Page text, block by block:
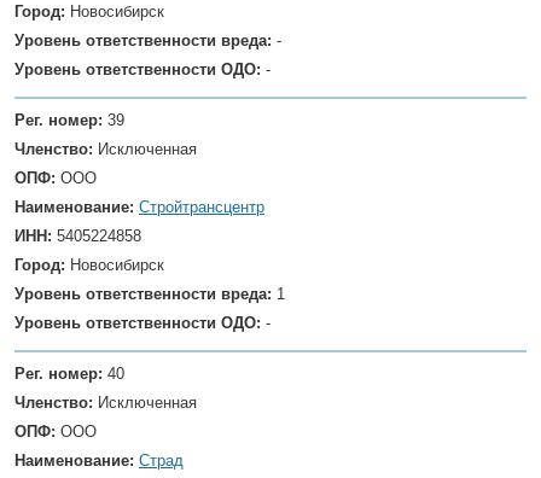
Город: Новосибирск
Уровень ответственности вреда: -
Уровень ответственности ОДО: -
Рег. номер: 39
Членство: Исключенная
ОПФ: ООО
Наименование: Стройтрансцентр
ИНН: 5405224858
Город: Новосибирск
Уровень ответственности вреда: 1
Уровень ответственности ОДО: -
Рег. номер: 40
Членство: Исключенная
ОПФ: ООО
Наименование: Страд